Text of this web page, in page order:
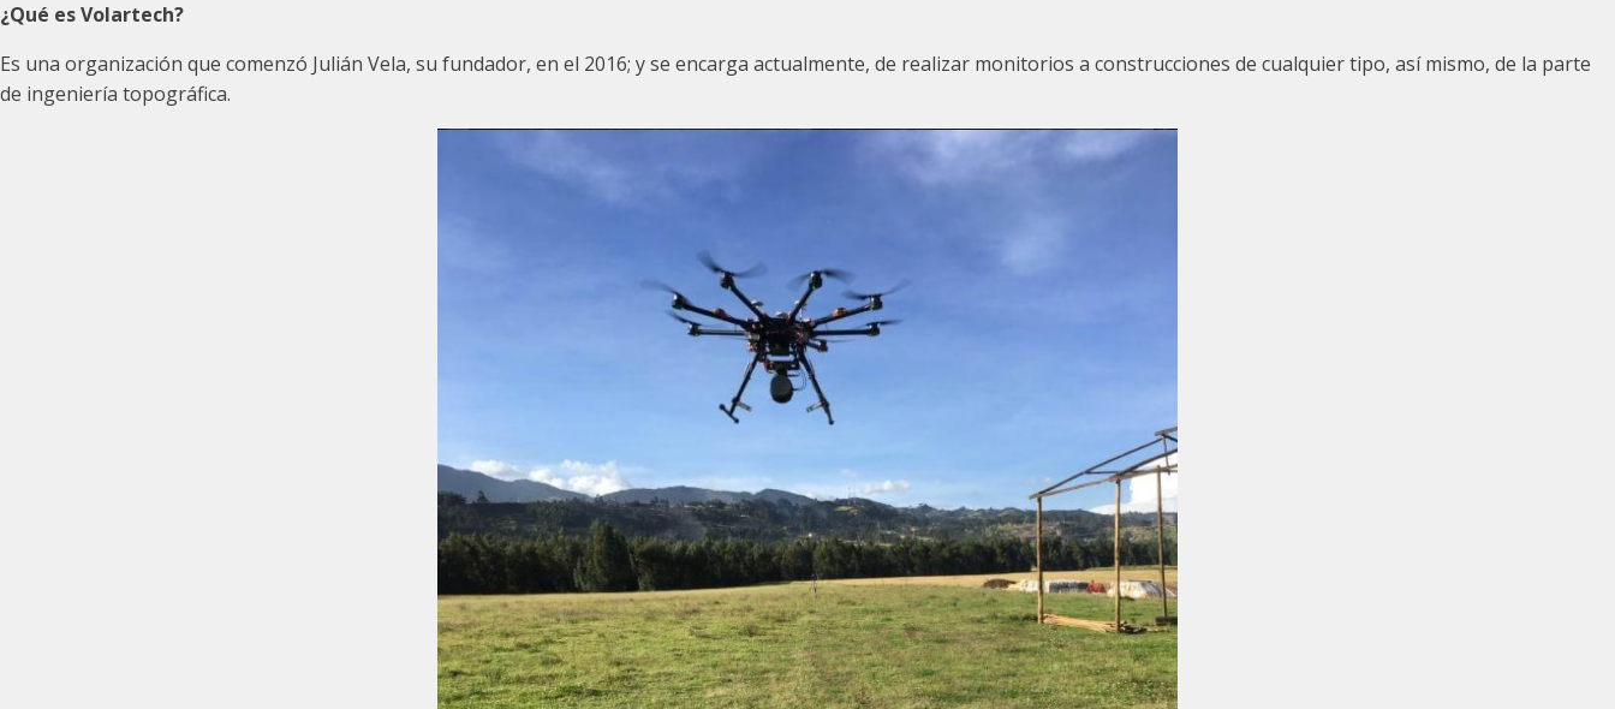
¿Qué es Volartech?
Es una organización que comenzó Julián Vela, su fundador, en el 2016; y se encarga actualmente, de realizar monitorios a construcciones de cualquier tipo, así mismo, de la parte
de ingeniería topográfica.